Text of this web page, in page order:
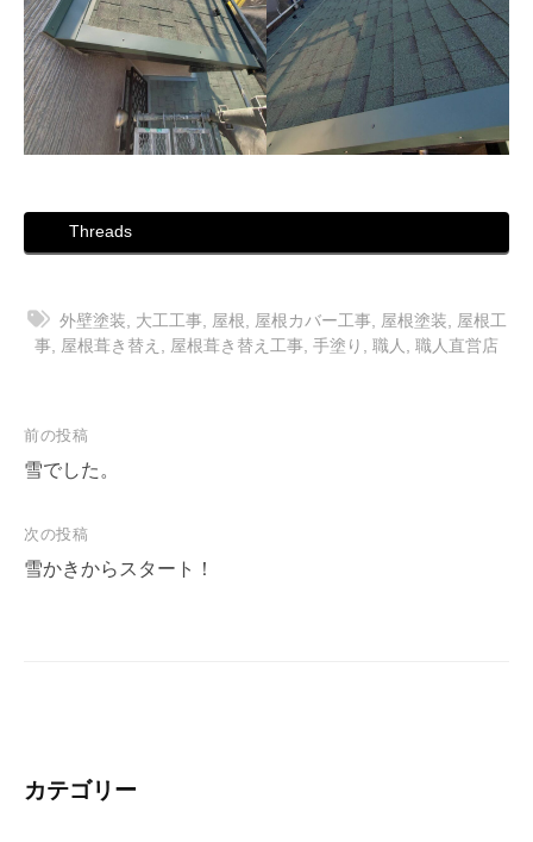
Threads
外壁塗装 大工工事 屋根 屋根カバー工事 屋根塗装
屋根工
事
屋根葺き替え 屋根葺き替え工事 手塗り 職人 職人直営店
投
稿
ビ
ゲ
前の投稿
雪でした。
次の投稿
雪かきからスタート！
カテゴリー